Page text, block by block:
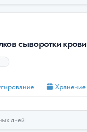
сыворотки крови
Хранение
дней